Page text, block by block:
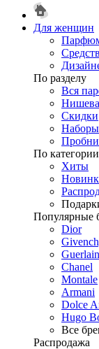
Для женщин
По разделу
Вся
Скидки
Наборы
По категории
Хиты
Популярные
Dior
Guerlain
Chanel
Montale
Armani
Dolce
Hugo
Все
Распродажа